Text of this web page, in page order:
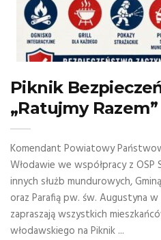
Piknik
„Ratujmy Razem”
Komendant Powiatowy
Włodawie we współpracy z
innych służb mundurowych,
oraz Parafią pw. św. Augustyna
zapraszają wszystkich
włodawskiego na Piknik ...